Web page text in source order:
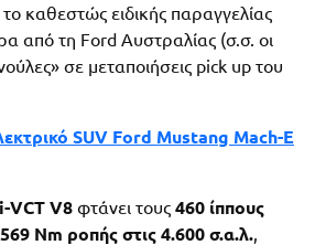
καθεστώς ειδικής παραγγελίας
από τη Ford Αυστραλίας (σ.σ. οι
σε μεταποιήσεις pick up του
SUV Ford Mustang Mach-E
VCT V8 φτάνει τους 460 ίππους
569 Nm ροπής στις 4.600 σ.α.λ.,